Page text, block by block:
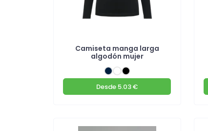
Camiseta manga larga
algodón mujer
Desde 5.03 €